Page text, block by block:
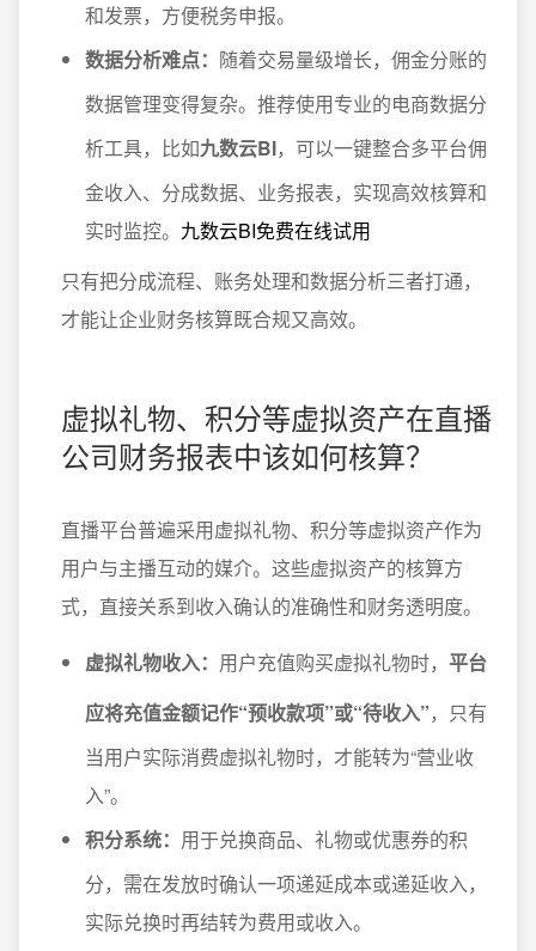
和发票，方便税务申报。
数据分析难点： 随着交易量级增长，佣金分账的
数据管理变得复杂。推荐使用专业的电商数据分
析工具，比如九数云BI，可以一键整合多平台佣
金收入、分成数据、业务报表，实现高效核算和
实时监控。 九数云BI免费在线试用
只有把分成流程、账务处理和数据分析三者打通，
才能让企业财务核算既合规又高效。
虚拟礼物、积分等虚拟资产在直播
公司财务报表中该如何核算？
直播平台普遍采用虚拟礼物、积分等虚拟资产作为
用户与主播互动的媒介。这些虚拟资产的核算方
式，直接关系到收入确认的准确性和财务透明度。
虚拟礼物收入： 用户充值购买虚拟礼物时， 平台
应将充值金额记作“预收款项”或“待收入”，只有
当用户实际消费虚拟礼物时，才能转为“营业收
入”。
积分系统： 用于兑换商品、礼物或优惠券的积
分，需在发放时确认一项递延成本或递延收入，
实际兑换时再结转为费用或收入。